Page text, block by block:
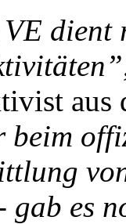
aus
beim
gab es